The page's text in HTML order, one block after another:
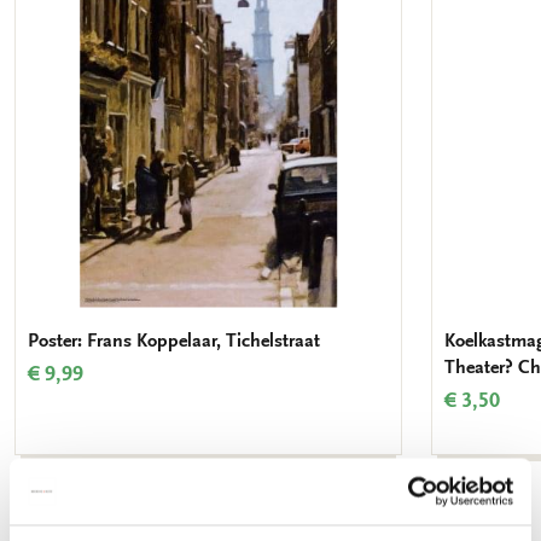
Poster: Frans Koppelaar, Tichelstraat
€ 9,99
Theater?
€ 3,50
Bekijk alles van Schilderkunst